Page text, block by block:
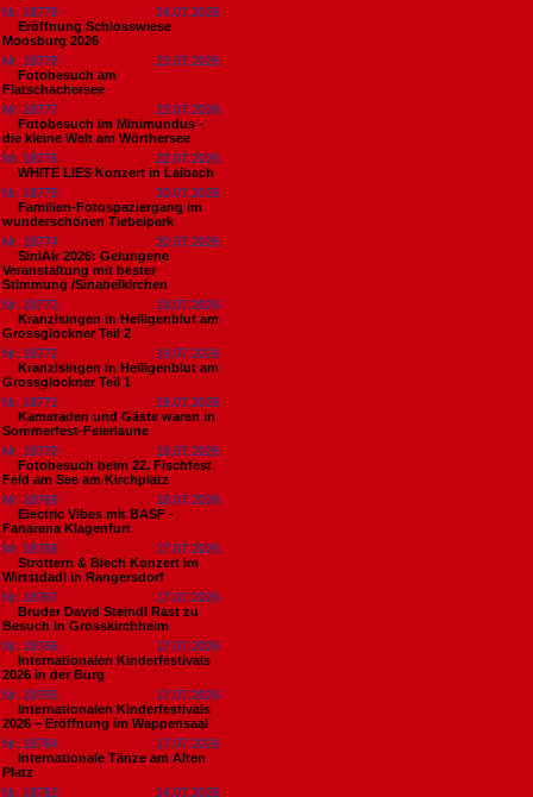
Nr. 18779
24.07.2026
Eröffnung Schlosswiese
Moosburg 2026
Nr. 18778
23.07.2026
Fotobesuch am
Flatschachersee
Nr. 18777
23.07.2026
Fotobesuch im Minimundus -
die kleine Welt am Wörthersee
Nr. 18776
22.07.2026
WHITE LIES Konzert in Laibach
Nr. 18775
20.07.2026
Familien-Fotospaziergang im
wunderschönen Tiebelpark
Nr. 18774
20.07.2026
SiniAir 2026: Gelungene
Veranstaltung mit bester
Stimmung /Sinabelkirchen
Nr. 18773
19.07.2026
Kranzlsingen in Heiligenblut am
Grossglockner Teil 2
Nr. 18772
19.07.2026
Kranzlsingen in Heiligenblut am
Grossglockner Teil 1
Nr. 18771
19.07.2026
Kameraden und Gäste waren in
Sommerfest-Feierlaune
Nr. 18770
18.07.2026
Fotobesuch beim 22. Fischfest
Feld am See am Kirchplatz
Nr. 18769
18.07.2026
Electric Vibes mit BASF -
Fanarena Klagenfurt
Nr. 18768
17.07.2026
Strottern & Blech Konzert im
Wirtstdadl in Rangersdorf
Nr. 18767
17.07.2026
Bruder David Steindl Rast zu
Besuch in Grosskirchheim
Nr. 18766
17.07.2026
Internationalen Kinderfestivals
2026 in der Burg
Nr. 18765
17.07.2026
Internationalen Kinderfestivals
2026 – Eröffnung im Wappensaal
Nr. 18764
17.07.2026
Internationale Tänze am Alten
Platz
Nr. 18763
14.07.2026